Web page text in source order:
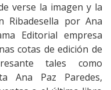
verse la imagen y la
Ribadesella por Ana
Editorial empresa
cotas de edición de
tales como
Ana Paz Paredes,